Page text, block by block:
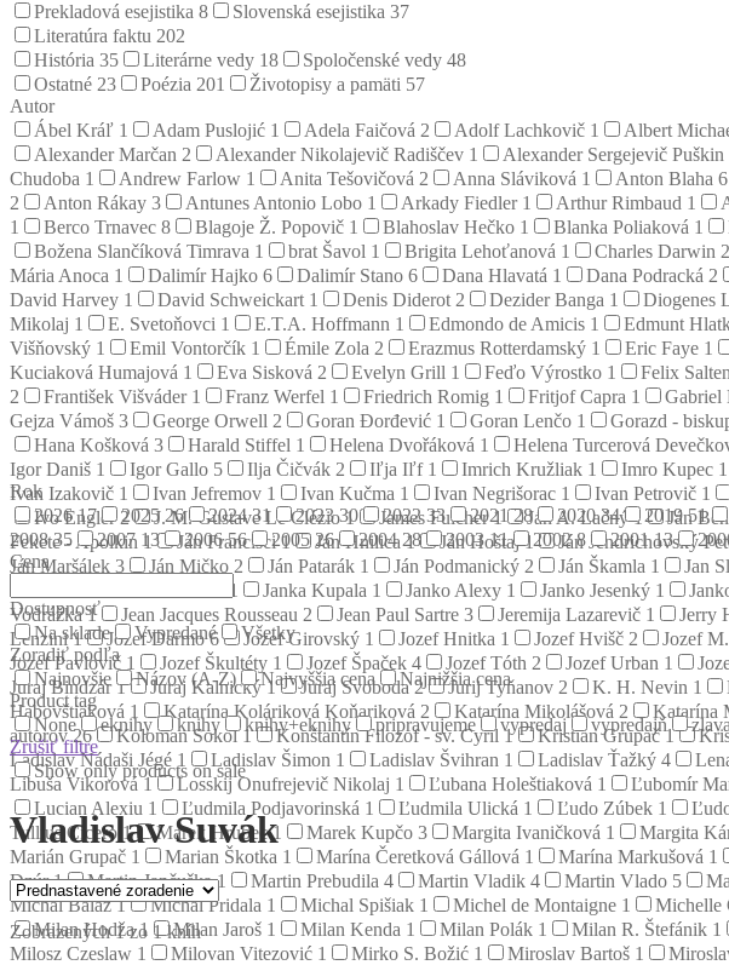
Prekladová esejistika 8 Slovenská esejistika 37
Literatúra faktu 202
História 35 Literárne vedy 18 Spoločenské vedy 48
Ostatné 23 Poézia 201 Životopisy a pamäti 57
Autor
Ábel Kráľ 1 Adam Puslojić 1 Adela Faičová 2 Adolf Lachkovič 1 Albert
Alexander Marčan 2 Alexander Nikolajevič Radiščev 1 Alexander Sergejevič Puškin
Chudoba 1 Andrew Farlow 1 Anita Tešovičová 2 Anna Sláviková 1 Anton Blaha 6
2
Anton Rákay 3 Antunes Antonio Lobo 1 Arkady Fiedler 1 Arthur Rimbaud 1
1
Berco Trnavec 8 Blagoje Ž. Popovič 1 Blahoslav Hečko 1 Blanka Poliaková 1
Božena Slančíková Timrava 1 brat Šavol 1 Brigita Lehoťanová 1 Charles Darwin 2
Mária Anoca 1 Dalimír Hajko 6 Dalimír Stano 6 Dana Hlavatá 1 Dana Podracká 2
David Harvey 1 David Schweickart 1 Denis Diderot 2 Dezider Banga 1 Diogenes
Mikolaj 1 E. Svetoňovci 1 E.T.A. Hoffmann 1 Edmondo de Amicis 1 Edmunt
Višňovský 1 Emil Vontorčík 1 Émile Zola 2 Erazmus Rotterdamský 1 Eric Faye 1
Kuciaková Humajová 1 Eva Sisková 2 Evelyn Grill 1 Feďo Výrostko 1 Felix Salten
2
František Višváder 1 Franz Werfel 1 Friedrich Romig 1 Fritjof Capra 1 Gabriel
Gejza Vámoš 3 George Orwell 2 Goran Đorđević 1 Goran Lenčo 1 Gorazd -
Hana Košková 3 Harald Stiffel 1 Helena Dvořáková 1 Helena Turcerová
Igor Daniš 1 Igor Gallo 5 Ilja Čičvák 2 Iľja Iľf 1 Imrich Kružliak 1 Imro Kupec 1
Ivan Izakovič 1 Ivan Jefremov 1 Ivan Kučma 1 Ivan Negrišorac 1 Ivan Petrovič 1
Ivo Engler2 J. M. Gustave Le Clézio1 James Fulcher1 Ján A. Lačný1 Ján
Fekete - Apolkin1 Ján Francisci1 Ján Hnilica1 Ján Hoštaj1 Ján Jendrichovský
Ján Maršálek 3 Ján Mičko 2 Ján Patarák 1 Ján Podmanický 2 Ján Škamla 1 Jan
1 Janka Kupala 1 Janko Alexy 1 Janko Jesenký 1
Vodrážka1 Jean Jacques Rousseau 2 Jean Paul Sartre 3 Jeremija Lazarevič 1 Jerry
Lenzini1 Jozef Darmo6 Jozef Girovský 1 Jozef Hnitka 1 Jozef Hvišč 2 Jozef
Jozef Pavlovič 1 Jozef Škultéty 1 Jozef Špaček 4 Jozef Tóth 2 Jozef Urban 1
Juraj Bindzár1 Juraj Kalnický1 Juraj Svoboda2 Jurij Tyňanov 2 K. H. Nevin 1
Habovštiaková 1 Katarína Koláriková Koňariková 2 Katarína Mikolášová 2 Katarína
autorov26 Koloman Sokol1 Konštantín Filozof - sv. Cyril1 Kristián Grupač1
Ladislav Nádaši Jégé 1 Ladislav Šimon 1 Ladislav Švihran 1 Ladislav Ťažký 4
Libuša Vikorová1 Losskij Onufrejevič Nikolaj 1 Ľubana Holeštiaková 1 Ľubomír
Lucian Alexiu 1 Ľudmila Podjavorinská 1 Ľudmila Ulická 1 Ľudo Zúbek 1
Tullius Cicero 1 Marek Hrubec1 Marek Kupčo 3 Margita Ivaničková 1 Margita
Marián Grupač 1 Marian Škotka 1 Marína Čeretková Gállová 1 Marína Markušová 1
Dzúr1 Martin Jančuška1 Martin Prebudila 4 Martin Vladik 4 Martin Vlado 5
Michal Baláž1 Michal Pridala 1 Michal Spišiak 1 Michel de Montaigne 1 Michelle
Milan Hodža1 Milan Jaroš 1 Milan Kenda 1 Milan Polák 1 Milan R. Štefánik 1
Milosz Czeslaw 1 Milovan Vitezović 1 Mirko S. Božić 1 Miroslav Bartoš 1
Rok
202617 2025 26 202431 202330 202233 202128 202034 201951
200835 2007 13 200656 2005 26 200428 200311 20028 200113
Cena
Dostupnosť
Na sklade
Vypredané
Všetky
Zoradiť podľa
Najnovšie
Názov (A-Z) Najvyššia cena
Najnižšia cena
Product tag
None
eknihy knihy knihy+eknihy pripravujeme vypredaj vypredajň
Zrušiť filtre
Show only products on sale
Vladislav Suvák
Zobrazených 1 zo 1 kníh